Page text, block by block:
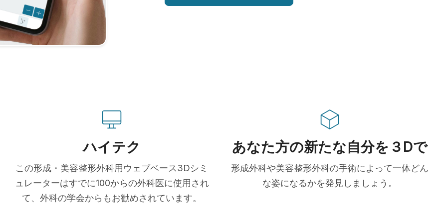
ハイテク
この形成・美容整形外科用ウェブベース3Dシミ
ュレーターはすでに100からの外科医に使用され
て、外科の学会からもお勧めされています。
あなた方の新たな自分を３Dで
形成外科や美容整形外科の手術によって一体どん
な姿になるかを発見しましょう。